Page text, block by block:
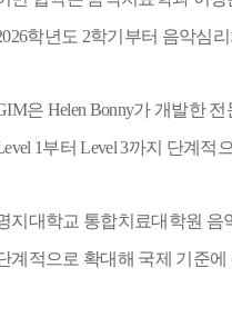
학년도 2학기부터 음악심
은 Helen Bonny가 개발한 전
1부터Level 3까지 단계적
지대학교 통합치료대학원 음
계적으로 확대해 국제 기준